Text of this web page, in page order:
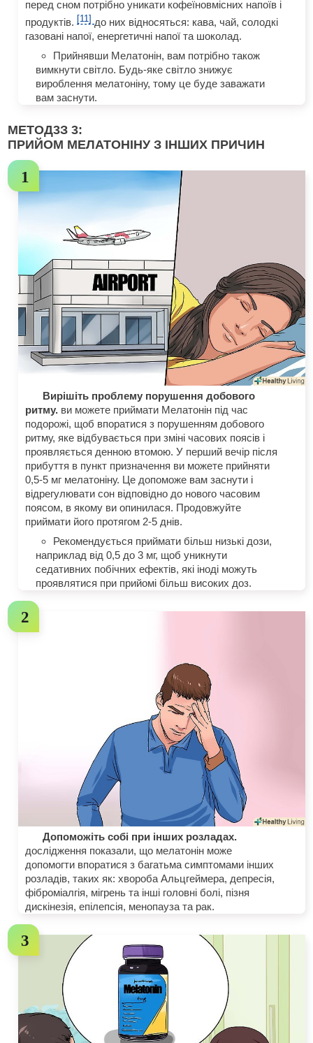
перед сном потрібно уникати кофеїновмісних напоїв і
продуктів. [11] до них відносяться: кава, чай, солодкі
газовані напої, енергетичні напої та шоколад.
Прийнявши Мелатонін, вам потрібно також
вимкнути світло. Будь-яке світло знижує
вироблення мелатоніну, тому це буде заважати
вам заснути.
МЕТОД3З 3:
ПРИЙОМ МЕЛАТОНІНУ З ІНШИХ ПРИЧИН
Вирішіть проблему порушення добового
ритму. ви можете приймати Мелатонін під час
подорожі, щоб впоратися з порушенням добового
ритму, яке відбувається при зміні часових поясів і
проявляється денною втомою. У перший вечір після
прибуття в пункт призначення ви можете прийняти
0,5-5 мг мелатоніну. Це допоможе вам заснути і
відрегулювати сон відповідно до нового часовим
поясом, в якому ви опинилася. Продовжуйте
приймати його протягом 2-5 днів.
Рекомендується приймати більш низькі дози,
наприклад від 0,5 до 3 мг, щоб уникнути
седативних побічних ефектів, які іноді можуть
проявлятися при прийомі більш високих доз.
Допоможіть собі при інших розладах.
дослідження показали, що мелатонін може
допомогти впоратися з багатьма симптомами інших
розладів, таких як: хвороба Альцгеймера, депресія,
фіброміалгія, мігрень та інші головні болі, пізня
дискінезія, епілепсія, менопауза та рак.